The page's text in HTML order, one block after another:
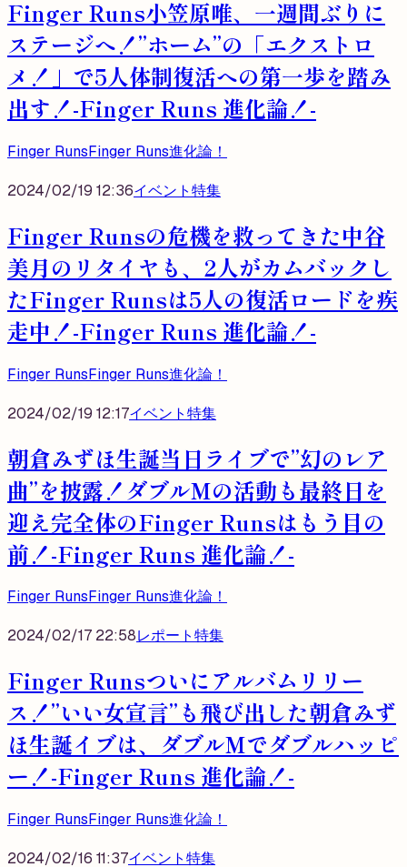
Finger Runs小笠原唯、一週間ぶりに
ステージへ！”ホーム”の「エクストロ
メ！」で5人体制復活への第一歩を踏み
出す！-Finger Runs 進化論！-
Finger RunsFinger Runs進化論！
2024/02/19 12:36イベント特集
Finger Runsの危機を救ってきた中谷
美月のリタイヤも、2人がカムバックし
たFinger Runsは5人の復活ロードを疾
走中！-Finger Runs 進化論！-
Finger RunsFinger Runs進化論！
2024/02/19 12:17イベント特集
朝倉みずほ生誕当日ライブで”幻のレア
曲”を披露！ダブルMの活動も最終日を
迎え完全体のFinger Runsはもう目の
前！-Finger Runs 進化論！-
Finger RunsFinger Runs進化論！
2024/02/17 22:58レポート特集
Finger Runsついにアルバムリリー
ス！”いい女宣言”も飛び出した朝倉みず
ほ生誕イブは、ダブルMでダブルハッピ
ー！-Finger Runs 進化論！-
Finger RunsFinger Runs進化論！
2024/02/16 11:37イベント特集